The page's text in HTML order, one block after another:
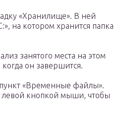
«Хранилище». В ней
на котором хранится папка
занятого места на этом
он завершится.
«Временные файлы».
левой кнопкой мыши, чтобы